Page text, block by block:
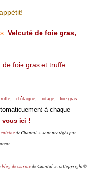
Velouté de foie gras,
de foie gras et truffe
truffe, châtaigne, potage, foie gras
à chaque
vous ici !
cuisinede Chantal », sont protégés par
blog de cuisinede Chantal », is Copyright ©